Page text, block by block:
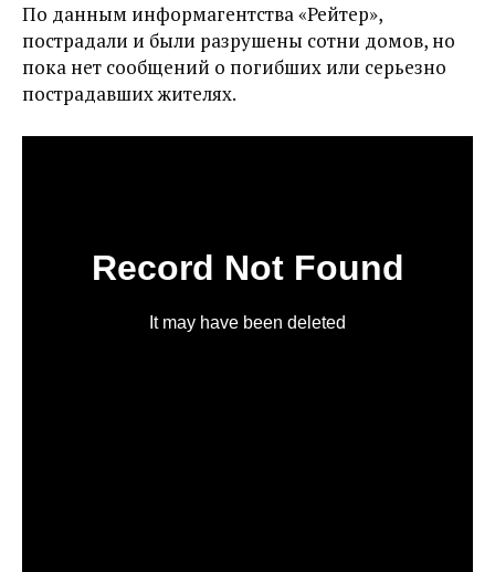
По данным информагентства «Рейтер»,
пострадали и были разрушены сотни домов, но
пока нет сообщений о погибших или серьезно
пострадавших жителях.